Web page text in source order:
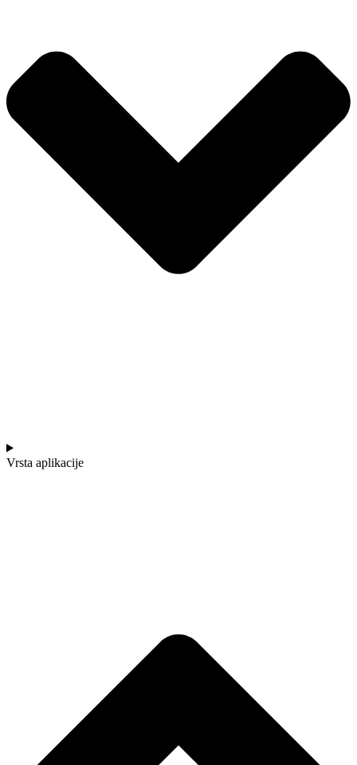
Vrsta aplikacije